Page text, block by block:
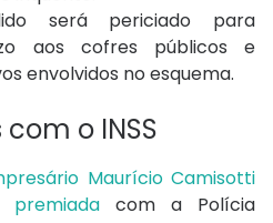
será periciado para
aos cofres públicos e
envolvidos no esquema.
o INSS
Maurício Camisotti
premiadacom a Polícia